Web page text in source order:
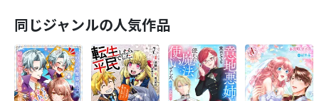
同じジャンルの人気作品